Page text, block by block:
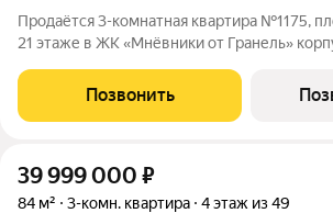
Продаётся 3-комнатная квартира №1175,
21 этаже в ЖК «Мнёвники от Гранель»
окна во двор. «Мнёвники от Гранель» элитный жилой комплекс
в тихом и
Позвонить
39 999 000 ₽
84 м² 3-комн. квартира 4 этаж из 49